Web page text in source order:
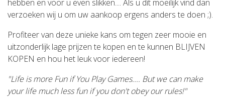
hebben en voor u even slikken.... Als u dit moeilijk vind dan
verzoeken wij u om uw aankoop ergens anders te doen ;).
Profiteer van deze unieke kans om tegen zeer mooie en
uitzonderlijk lage prijzen te kopen en te kunnen BLIJVEN
KOPEN en hou het leuk voor iedereen!
"Life is more Fun if You Play Games.... But we can make
your life much less fun if you don't obey our rules!"